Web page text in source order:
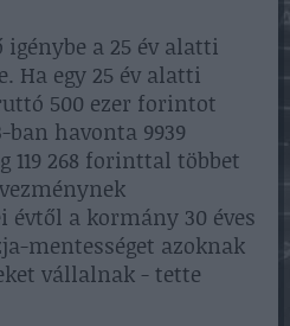
a 25 év alatti
Ha egy 25 év alatti
500 ezer forintot
ban havonta 9939
268 forinttal többet
évtől a kormány 30 éves
mentességet azoknak
vállalnak - tette